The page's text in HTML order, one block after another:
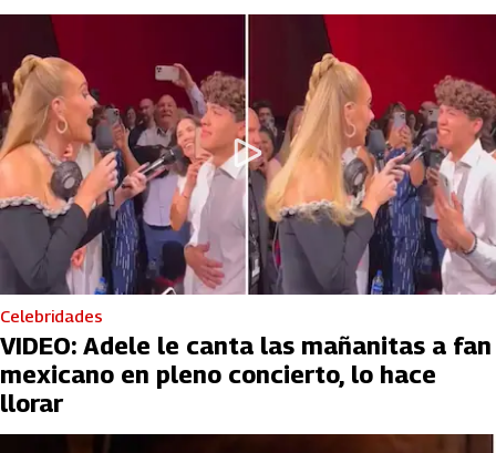
Celebridades
VIDEO: Adele le canta las mañanitas a fan
mexicano en pleno concierto, lo hace
llorar